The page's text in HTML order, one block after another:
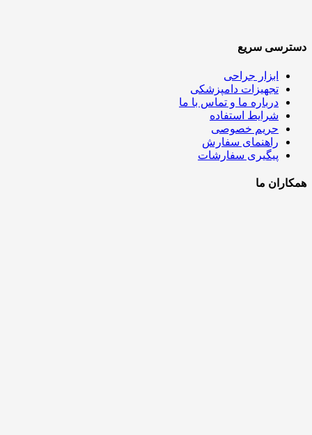
دسترسی سریع
ابزار جراحی
تجهیزات دامپزشکی
درباره ما و تماس با ما
شرایط استفاده
حریم خصوصی
راهنمای سفارش
پیگیری سفارشات
همکاران ما